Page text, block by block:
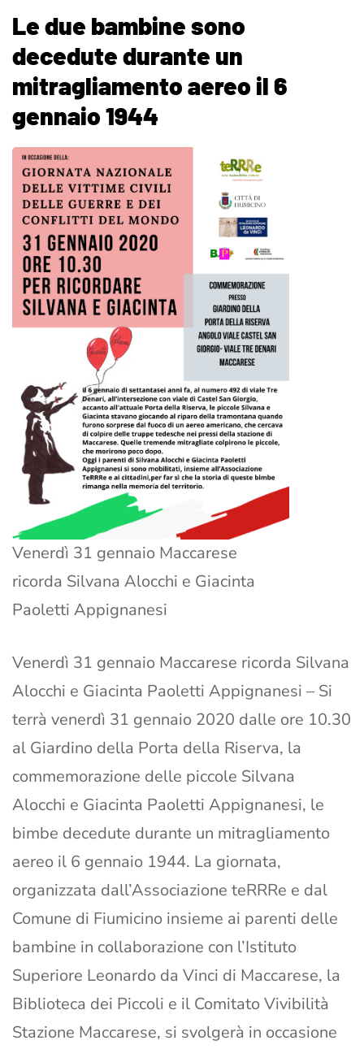
Le due bambine sono
decedute durante un
mitragliamento aereo il 6
gennaio 1944
Venerdì 31 gennaio Maccarese
ricorda Silvana Alocchi e Giacinta
Paoletti Appignanesi
Venerdì 31 gennaio Maccarese ricorda Silvana
Alocchi e Giacinta Paoletti Appignanesi – Si
terrà venerdì 31 gennaio 2020 dalle ore 10.30
al Giardino della Porta della Riserva, la
commemorazione delle piccole Silvana
Alocchi e Giacinta Paoletti Appignanesi, le
bimbe decedute durante un mitragliamento
aereo il 6 gennaio 1944. La giornata,
organizzata dall’Associazione teRRRe e dal
Comune di Fiumicino insieme ai parenti delle
bambine in collaborazione con l’Istituto
Superiore Leonardo da Vinci di Maccarese, la
Biblioteca dei Piccoli e il Comitato Vivibilità
Stazione Maccarese, si svolgerà in occasione